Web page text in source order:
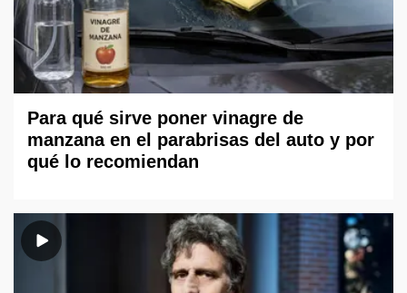
Para qué sirve poner vinagre de
manzana en el parabrisas del auto y por
qué lo recomiendan